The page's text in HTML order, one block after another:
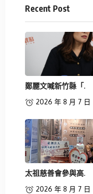
Recent Post
鄭麗文喊新竹縣「.
2026 年 8 月 7 日
太祖慈善會參與高.
2026 年 8 月 7 日